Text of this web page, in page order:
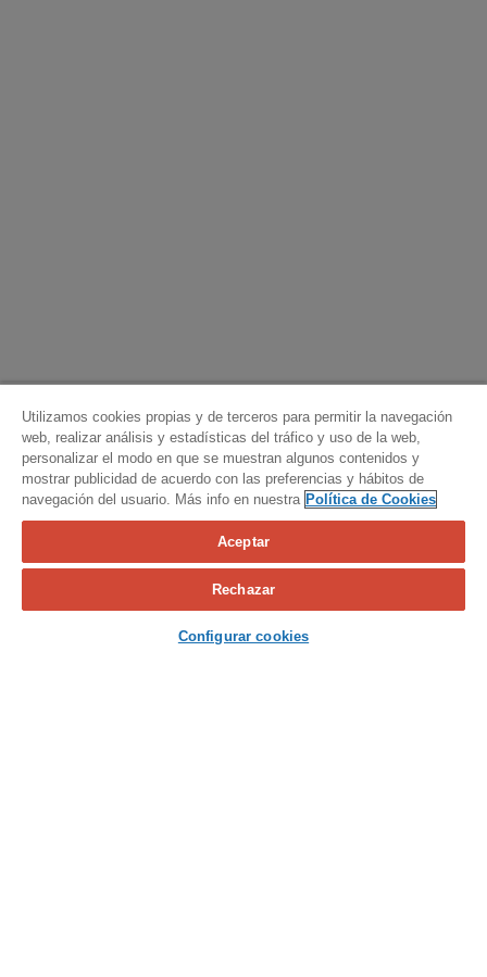
Calcula tu seguro
Contacta con nosotros
Utilizamos cookies propias y de terceros para permitir la navegación
web, realizar análisis y estadísticas del tráfico y uso de la web,
personalizar el modo en que se muestran algunos contenidos y
mostrar publicidad de acuerdo con las preferencias y hábitos de
navegación del usuario. Más info en nuestra Política de Cookies
Aceptar
Rechazar
Configurar cookies